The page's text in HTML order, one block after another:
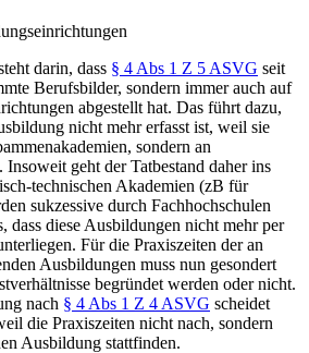
darin, dass § 4 Abs 1 Z 5 ASVG seit
Berufsbilder, sondern immer auch auf
abgestellt hat. Das führt dazu,
nicht mehr erfasst ist, weil sie
sondern an
geht der Tatbestand daher ins
technischen Akademien (zB für
sukzessive durch Fachhochschulen
dass diese Ausbildungen nicht mehr per
Für die Praxiszeiten der an
Ausbildungen muss nun gesondert
begründet werden oder nicht.
nach § 4 Abs 1 Z 4 ASVG scheidet
die Praxiszeiten nicht nach, sondern
Ausbildung stattfinden.